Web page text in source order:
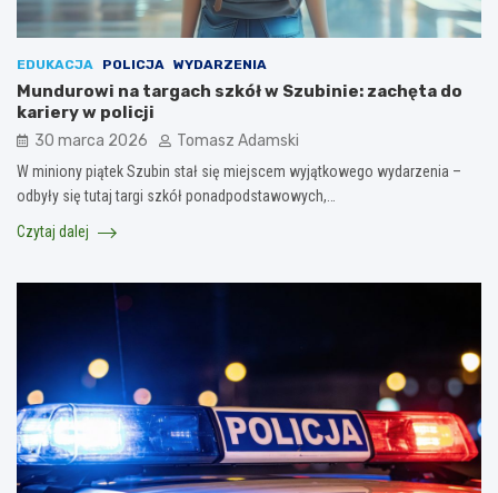
EDUKACJA POLICJA WYDARZENIA
Mundurowi na targach szkół w Szubinie: zachęta do
kariery w policji
30 marca 2026 Tomasz Adamski
W miniony piątek Szubin stał się miejscem wyjątkowego wydarzenia –
odbyły się tutaj targi szkół ponadpodstawowych,…
Czytaj dalej